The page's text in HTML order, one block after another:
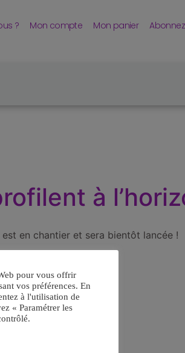
? Mon compte Mon panier
à
en chantier et sera bientôt lancée !
pour vous offrir
vos préférences. En
à l'utilisation de
« Paramétrer les